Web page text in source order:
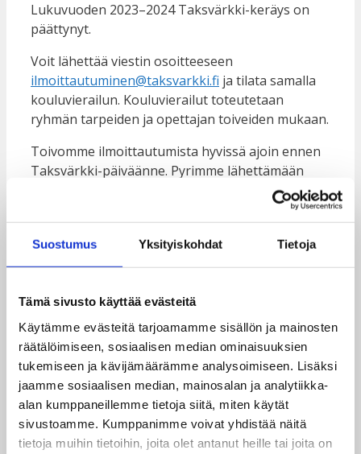
Suostumus Yksityiskohdat Tietoja
Tämä sivusto käyttää evästeitä
Käytämme evästeitä tarjoamamme sisällön ja mainosten
räätälöimiseen, sosiaalisen median ominaisuuksien
tukemiseen ja kävijämäärämme analysoimiseen. Lisäksi
jaamme sosiaalisen median, mainosalan ja analytiikka-
alan kumppaneillemme tietoja siitä, miten käytät
sivustoamme. Kumppanimme voivat yhdistää näitä
tietoja muihin tietoihin, joita olet antanut heille tai joita on
Lukuvuoden 2023–2024 Taksvärkki-keräys on
päättynyt.
Voit lähettää viestin osoitteeseen
ilmoittautuminen@taksvarkki.fi ja tilata samalla
kouluvierailun. Kouluvierailut toteutetaan
ryhmän tarpeiden ja opettajan toiveiden mukaan.
Toivomme ilmoittautumista hyvissä ajoin ennen
Taksvärkki-päiväänne. Pyrimme lähettämään
tilaamanne materiaalit viikon kuluessa, jonka
jälkeen voit seurata postipaketin toimitusta
seurantakoodin avulla. Kiireellisessä tapauksessa
ota yhteyttä puhelimitse numeroon +358 (0) 50
341 5507.
Kouluvierailun voi tilata sekä luokkatilassa
toteutettavana lähityöpajana että
etätyöpajana.
Tutustu työpajojen
sisältöön
tämän sivuston Oppitunnille-sivulla .
ILMOITTAUTUMISLOMAKE TAKSVÄRKKI